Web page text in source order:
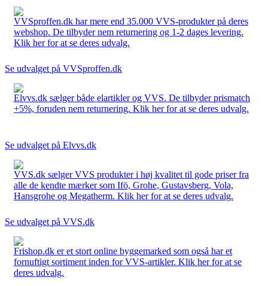
VVSproffen.dk har mere end 35.000 VVS-produkter på deres
webshop. De tilbyder nem returnering og 1-2 dages levering.
Klik her for at se deres udvalg.
Se udvalget på VVSproffen.dk
Elvvs.dk sælger både elartikler og VVS. De tilbyder prismatch
+5%, foruden nem returnering. Klik her for at se deres udvalg.
Se udvalget på Elvvs.dk
VVS.dk sælger VVS produkter i høj kvalitet til gode priser fra
alle de kendte mærker som Ifö, Grohe, Gustavsberg, Vola,
Hansgrohe og Megatherm. Klik her for at se deres udvalg.
Se udvalget på VVS.dk
Frishop.dk er et stort online byggemarked som også har et
fornuftigt sortiment inden for VVS-artikler. Klik her for at se
deres udvalg.